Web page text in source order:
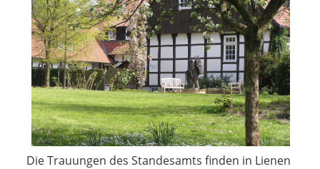
Die Trauungen des Standesamts finden in Lienen